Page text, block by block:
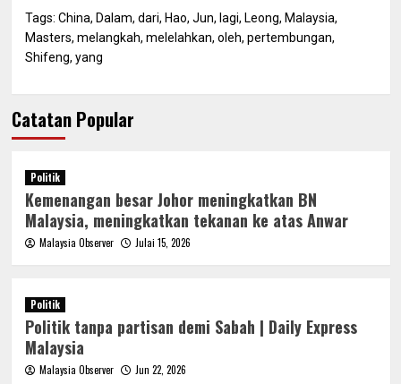
Tags: China, Dalam, dari, Hao, Jun, lagi, Leong, Malaysia,
Masters, melangkah, melelahkan, oleh, pertembungan,
Shifeng, yang
Catatan Popular
Politik
Kemenangan besar Johor meningkatkan BN
Malaysia, meningkatkan tekanan ke atas Anwar
Malaysia Observer Julai 15, 2026
Politik
Politik tanpa partisan demi Sabah | Daily Express
Malaysia
Malaysia Observer Jun 22, 2026